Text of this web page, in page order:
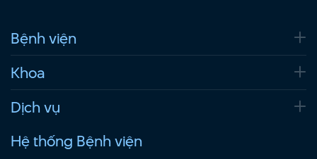
Bệnh viện
Khoa
Dịch vụ
Hệ thống Bệnh viện